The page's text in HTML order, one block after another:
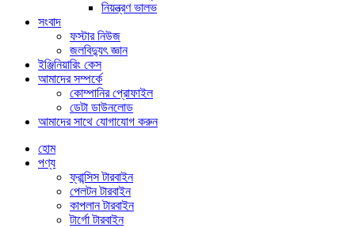
নিয়ন্ত্রণ ভালভ
সংবাদ
ফস্টার নিউজ
জলবিদ্যুৎ জ্ঞান
ইঞ্জিনিয়ারিং কেস
আমাদের সম্পর্কে
কোম্পানির প্রোফাইল
ডেটা ডাউনলোড
আমাদের সাথে যোগাযোগ করুন
হোম
পণ্য
ফ্রান্সিস টারবাইন
পেলটন টারবাইন
কাপলান টারবাইন
টার্গো টারবাইন